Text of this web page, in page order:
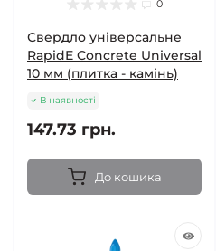
0
Свердло універсальне
RapidE Concrete Universal
10 мм (плитка - камінь)
В наявності
147.73 грн.
До кошика